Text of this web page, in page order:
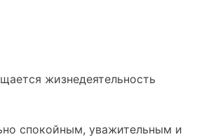
жизнедеятельность
спокойным, уважительным и